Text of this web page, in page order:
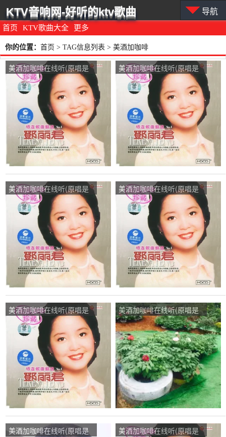
首页 KTV歌曲大全 更多
KTV音响网-好听的ktv歌曲 导航
你的位置： 首页 > TAG信息列表 > 美酒加咖啡
美酒加咖啡在线听(原唱是
邓丽君)，山峰演唱点播:76
美酒加咖啡在线听(原唱是
邓丽君)，思念演唱点播:13
美酒加咖啡在线听(原唱是
邓丽君)，馨怡演唱点播:20
美酒加咖啡在线听(原唱是
邓丽君)，岁月如风演唱点
播:46次
美酒加咖啡在线听(原唱是
邓丽君)，冬天里的傲梅演
唱点播:52次
美酒加咖啡在线听(原唱是
邓丽君)，泡沫演唱点播:23
次
美酒加咖啡在线听(原唱是
美酒加咖啡在线听(原唱是